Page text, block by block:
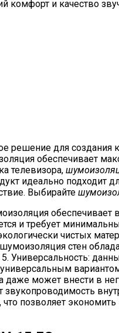
комфорт и качество
решение для
обеспечивает
телевизора,
идеально подходит
Выбирайте
и требует
чистых
стен
5. Универсальность:
даже может внести в
позволяет